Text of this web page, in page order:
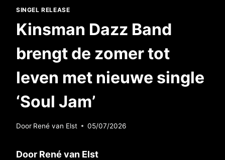
SINGEL RELEASE
Kinsman Dazz Band
brengt de zomer tot
leven met nieuwe single
‘Soul Jam’
Door René van Elst 05/07/2026
Door René van Elst